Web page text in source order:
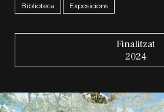
Biblioteca Exposicions
Finalitzat
2024